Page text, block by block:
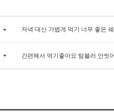
저녁 대신 가볍게 먹기 너무 좋은 쉐
간편해서 먹기좋아요 텀블러 안씻